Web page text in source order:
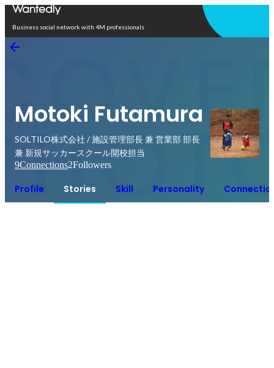
Business social network with 4M professionals
Motoki Futamura
SOLTILO株式会社 / 施設管理部長 兼 営業部 部長
兼 新規サッカースクール開校担当
9Connections2Followers
Profile Stories Skill Personality